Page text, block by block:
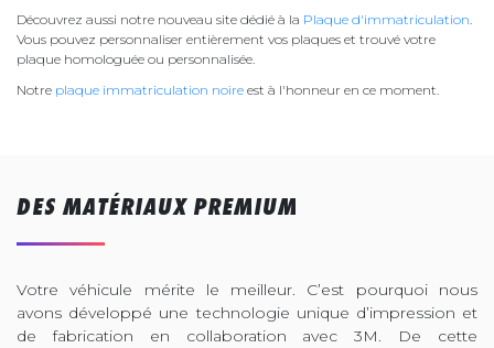
Découvrez aussi notre nouveau site dédié à la Plaque d'immatriculation.
Vous pouvez personnaliser entièrement vos plaques et trouvé votre
plaque homologuée ou personnalisée.
Notre plaque immatriculation noire est à l'honneur en ce moment.
DES MATÉRIAUX PREMIUM
Votre véhicule mérite le meilleur. C’est pourquoi nous
avons développé une technologie unique d’impression et
de fabrication en collaboration avec 3M. De cette